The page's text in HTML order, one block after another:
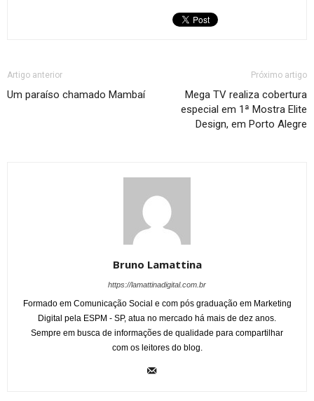
Artigo anterior
Um paraíso chamado Mambaí
Próximo artigo
Mega TV realiza cobertura
especial em 1ª Mostra Elite
Design, em Porto Alegre
Bruno Lamattina
https://lamattinadigital.com.br
Formado em Comunicação Social e com pós graduação em Marketing
Digital pela ESPM - SP, atua no mercado há mais de dez anos.
Sempre em busca de informações de qualidade para compartilhar
com os leitores do blog.